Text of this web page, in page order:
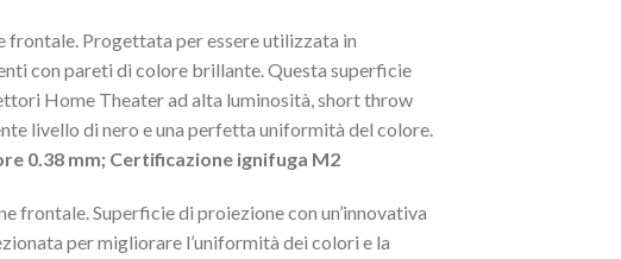
frontale. Progettata per essere utilizzata in
con pareti di colore brillante. Questa superficie
Home Theater ad alta luminosità, short throw
livello di nero e una perfetta uniformità del colore.
0.38 mm; Certificazione ignifuga M2
frontale. Superficie di proiezione con un’innovativa
per migliorare l’uniformità dei colori e la